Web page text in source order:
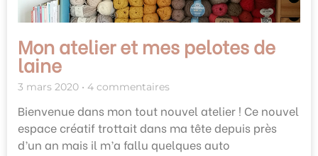
Mon atelier et mes pelotes de
laine
3 mars 2020 4 commentaires
Bienvenue dans mon tout nouvel atelier ! Ce nouvel
espace créatif trottait dans ma tête depuis près
d’un an mais il m’a fallu quelques auto